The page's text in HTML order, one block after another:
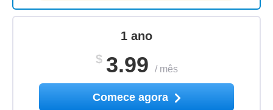
1 ano
$ 3.99 / mês
Comece agora